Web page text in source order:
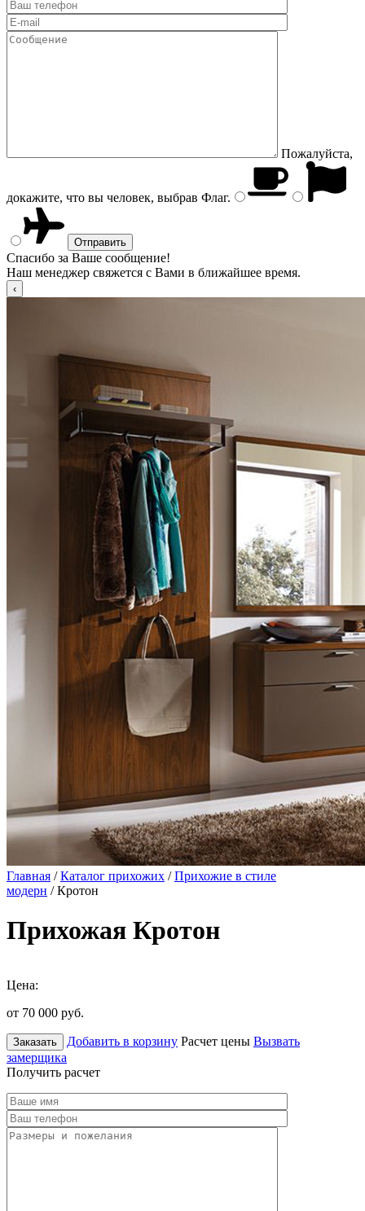
Пожалуйста,
докажите, что вы человек, выбрав Флаг.
Спасибо за Ваше сообщение!
Наш менеджер свяжется с Вами в ближайшее время.
Главная /Каталог прихожих /Прихожие в стиле
модерн / Кротон
Прихожая Кротон
Цена:
от 70 000 руб.
Заказать Добавить в корзину Расчет цены Вызвать
замерщика
Получить расчет